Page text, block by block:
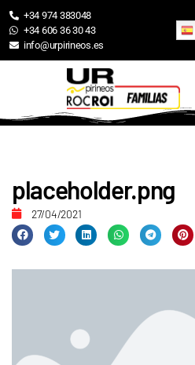
+34 974 383048
+34 606 36 30 43
info@urpirineos.es
placeholder.png
27/04/2021